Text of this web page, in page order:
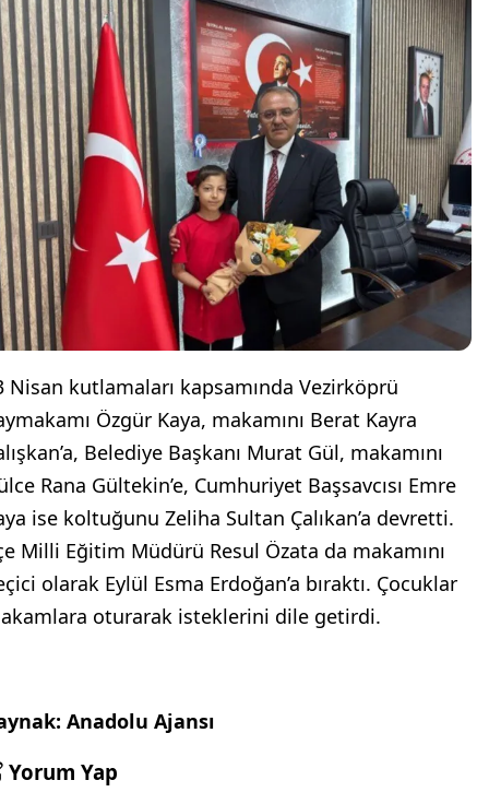
Nisan kutlamaları kapsamında Vezirköprü
Özgür Kaya, makamını Berat Kayra
Belediye Başkanı Murat Gül, makamını
Rana Gültekin’e, Cumhuriyet Başsavcısı Emre
ise koltuğunu Zeliha Sultan Çalıkan’a devretti.
Milli Eğitim Müdürü Resul Özata da makamını
olarak Eylül Esma Erdoğan’a bıraktı. Çocuklar
oturarak isteklerini dile getirdi.
Anadolu Ajansı
Yorum Yap